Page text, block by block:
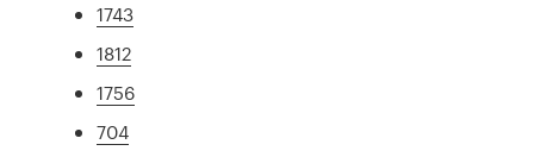
1743
1812
1756
704